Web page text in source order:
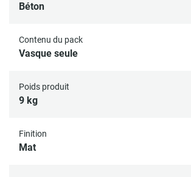
Béton
Contenu du pack
Vasque seule
Poids produit
9 kg
Finition
Mat